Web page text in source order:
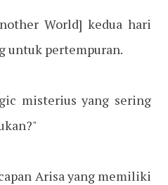
World] kedua hari
untuk pertempuran.
misterius yang sering
Arisa yang memiliki